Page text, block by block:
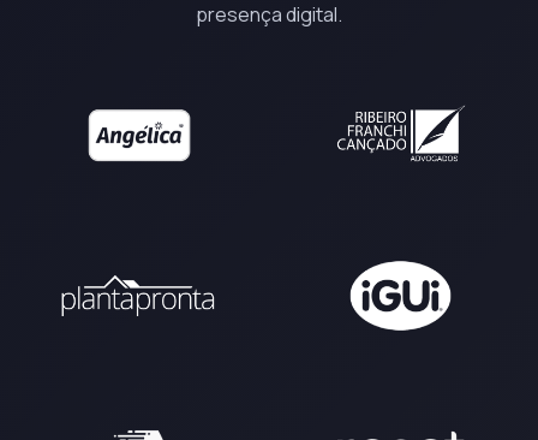
presença digital.